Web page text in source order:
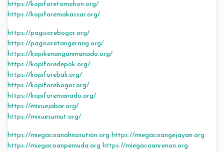
https://kopiforetomohon.org/
https://kopiforemakassar.org/
https://pagisorebogor.org/
https://pagisoretangerang.org/
https://kopikenanganmanado.org/
https://kopiforedepok.org/
https://kopiforebali.org/
https://kopiforebogor.org/
https://kopiforemanado.org/
https://mixuejabar.org/
https://mixuesumut.org/
https://miegacoanahnasution.org https://miegacoangejayan.org
https://miegacoanpemuda.org https://miegacoanrenon.org